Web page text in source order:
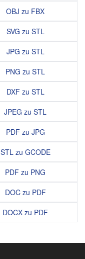
OBJ zu FBX
SVG zu STL
JPG zu STL
PNG zu STL
DXF zu STL
JPEG zu STL
PDF zu JPG
STL zu GCODE
PDF zu PNG
DOC zu PDF
DOCX zu PDF